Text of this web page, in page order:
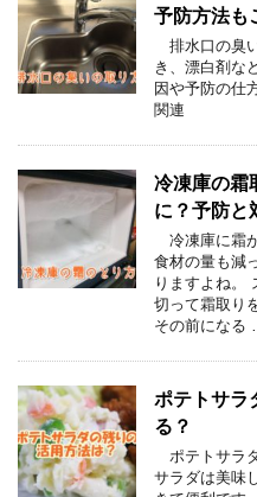
予防方法も
排水口の臭
き、漂白剤な
因や予防の仕
関連
冷凍庫の霜
に？予防と
冷凍庫に霜
食材の量も減
りますよね。
切って霜取り
その前になる
ポテトサラ
る？
ポテトサラ
サラダは美味